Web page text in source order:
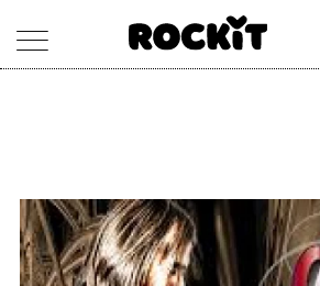
ARTISTI
CONCERTI
SHOP
RADIO